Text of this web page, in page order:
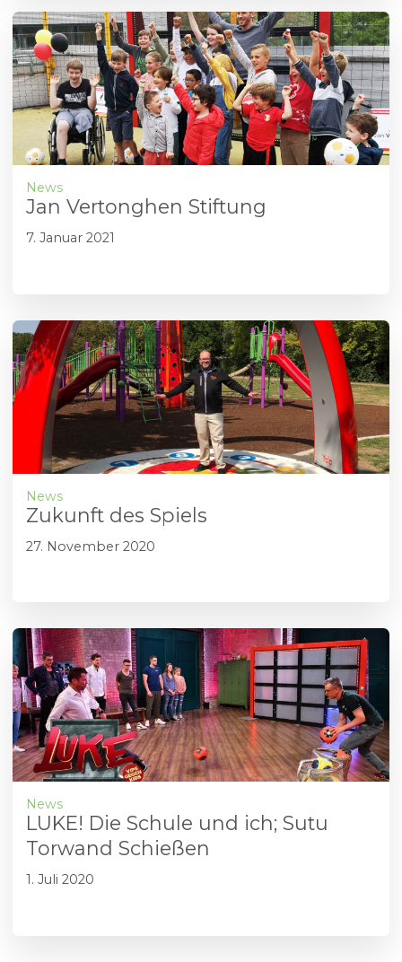
News
Jan Vertonghen Stiftung
7. Januar 2021
News
Zukunft des Spiels
27. November 2020
News
LUKE! Die Schule und ich; Sutu
Torwand Schießen
1. Juli 2020